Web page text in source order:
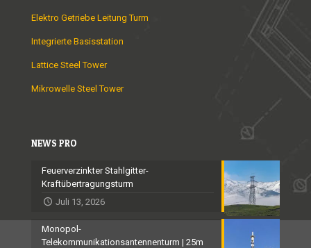
Elektro Getriebe Leitung Turm
Integrierte Basisstation
Lattice Steel Tower
Mikrowelle Steel Tower
NEWS PRO
Feuerverzinkter Stahlgitter-
Kraftübertragungsturm
Juli 13, 2026
Monopol-
Telekommunikationsantennenturm | 25m